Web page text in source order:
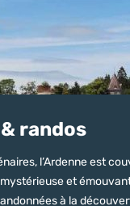
randos
l’Ardenne est
et
à la